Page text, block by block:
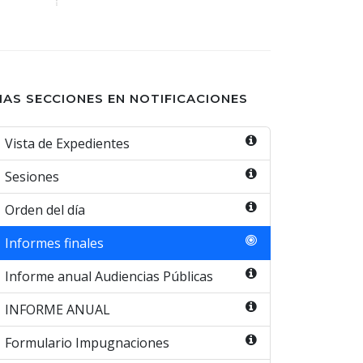
SECCIONES EN NOTIFICACIONES
Vista de Expedientes
Sesiones
Orden del día
Informes finales
Informe anual Audiencias Públicas
INFORME ANUAL
Formulario Impugnaciones